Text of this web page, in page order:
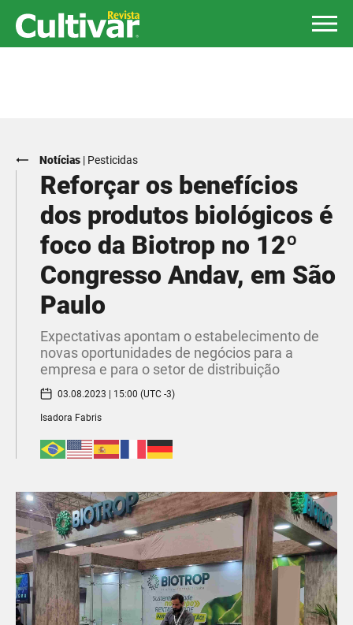
Notícias | Pesticidas
Reforçar os benefícios
dos produtos biológicos é
foco da Biotrop no 12º
Congresso Andav, em São
Paulo
Expectativas apontam o estabelecimento de
novas oportunidades de negócios para a
empresa e para o setor de distribuição
03.08.2023 | 15:00 (UTC -3)
Isadora Fabris